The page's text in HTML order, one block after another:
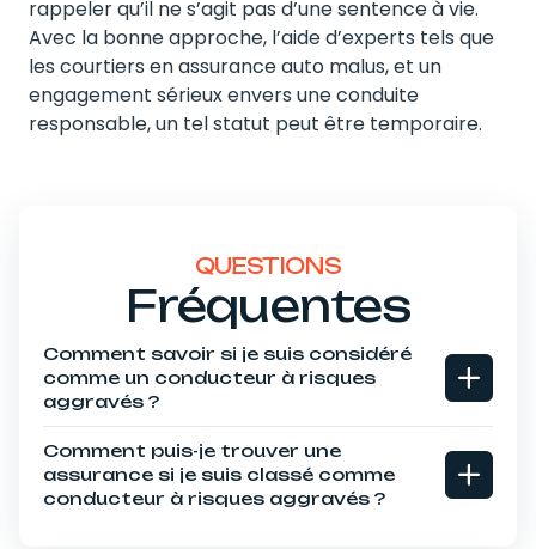
rappeler qu’il ne s’agit pas d’une sentence à vie.
Avec la bonne approche, l’aide d’experts tels que
les courtiers en assurance auto malus, et un
engagement sérieux envers une conduite
responsable, un tel statut peut être temporaire.
QUESTIONS
Fréquentes
Comment savoir si je suis considéré
comme un conducteur à risques
aggravés ?
Comment puis-je trouver une
assurance si je suis classé comme
conducteur à risques aggravés ?